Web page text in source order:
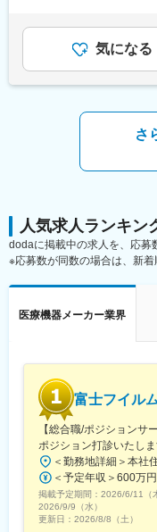
・透析装置におけ
知名度を誇ります。
・全自動溶解装置
を心掛けています。
・生体系、技術系
変更の範囲：会社の
るため、社内での
どとなります。ま
ため、関係者が多
ます。
【ポジションの魅
・長期間の研修を
全く無い方でも立
・正社員登用は前
登用となり、業界
して安定就業が可
【同社の魅力】
最新のIoT技術に注
ない医療現場の安
しています。
◆高いシェアを持
調剤というニッチ
品が多数あります
顧客からいかにシ
す。
変更の範囲：会社の
＞※給与詳細は、
回■賞与：年2回賃
て上下する可能性
です。
気になる
さ
人気求人ランキン
dodaに掲載中の求人を、応募
※応募数が同数の場合は、新着
医療機器メーカー業界
富士フイル
【総合職/ポジションサ
ポジション打診いたし
掲載予定期間： 2026/6/11（
2026/9/9（水）
更新日： 2026/8/8（土）